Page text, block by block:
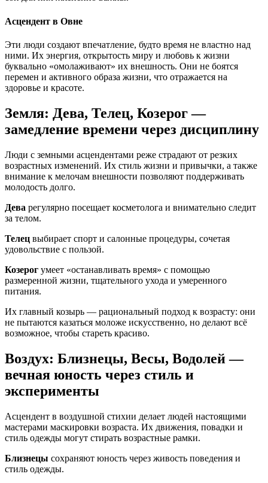
Асцендент в Овне
Эти люди создают впечатление, будто время не властно над
ними. Их энергия, открытость миру и любовь к жизни
буквально «омолаживают» их внешность. Они не боятся
перемен и активного образа жизни, что отражается на
здоровье и красоте.
Земля: Дева, Телец, Козерог —
замедление времени через дисциплину
Люди с земными асцендентами реже страдают от резких
возрастных изменений. Их стиль жизни и привычки, а также
внимание к мелочам внешности позволяют поддерживать
молодость долго.
Дева регулярно посещает косметолога и внимательно следит
за телом.
Телец выбирает спорт и салонные процедуры, сочетая
удовольствие с пользой.
Козерог умеет «останавливать время» с помощью
размеренной жизни, тщательного ухода и умеренного
питания.
Их главный козырь — рациональный подход к возрасту: они
не пытаются казаться моложе искусственно, но делают всё
возможное, чтобы стареть красиво.
Воздух: Близнецы, Весы, Водолей —
вечная юность через стиль и
эксперименты
Асцендент в воздушной стихии делает людей настоящими
мастерами маскировки возраста. Их движения, повадки и
стиль одежды могут стирать возрастные рамки.
Близнецы сохраняют юность через живость поведения и
стиль одежды.